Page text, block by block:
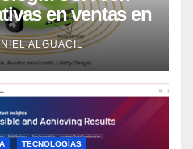
en ventas en
según
ALGUACIL
TECNOLOGÍAS